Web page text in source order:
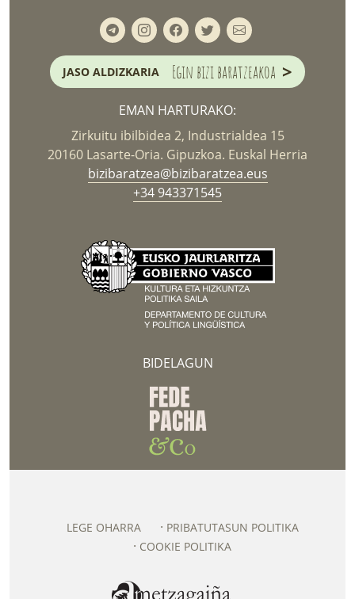
JASO ALDIZKARIA Egin bizi baratzeakoa >
EMAN HARTURAKO:
Zirkuitu ibilbidea 2, Industrialdea 15
20160 Lasarte-Oria. Gipuzkoa. Euskal Herria
bizibaratzea@bizibaratzea.eus
+34 943371545
BIDELAGUN
LEGE OHARRA
PRIBATUTASUN POLITIKA
COOKIE POLITIKA